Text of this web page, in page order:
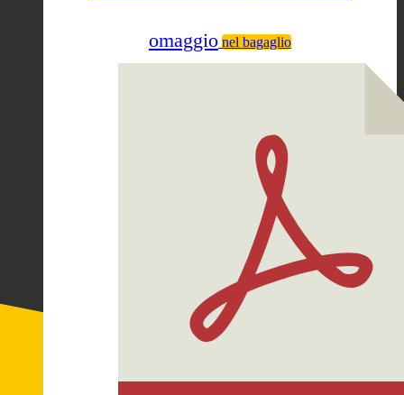
omaggio nel bagaglio